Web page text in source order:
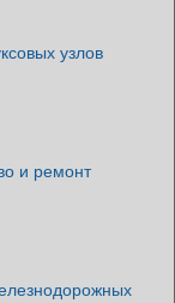
узлов
и ремонт